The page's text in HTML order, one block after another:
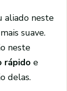
aliado neste
suave.
neste
rápido e
delas.